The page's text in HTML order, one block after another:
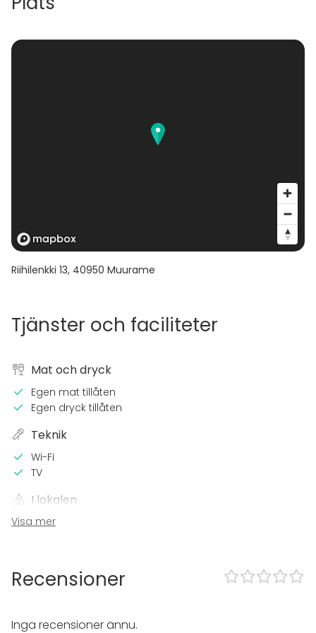
Riihilenkki 13, 40950 Muurame
Tjänster och faciliteter
Mat och dryck
Egen mat tillåten
Egen dryck tillåten
Teknik
Wi-Fi
TV
I lokalen
Terrass
Bubbelpool / Jacuzzi
Visa mer
Recensioner
Inga recensioner ännu.